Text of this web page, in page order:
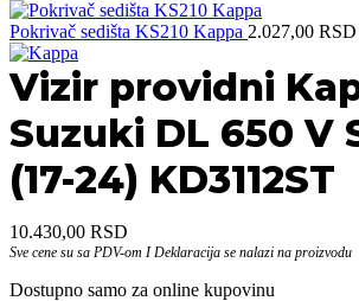
Pokrivač sedišta KS210 Kappa 2.027,00 RSD
Vizir providni
Suzuki DL 650 V
(17-24) KD3112ST
10.430,00 RSD
Sve cene su sa PDV-om I Deklaracija se nalazi na proizvodu
Dostupno samo za online kupovinu